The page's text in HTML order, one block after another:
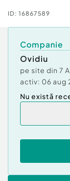
Comfort
ID: 16867589
Companie
Ovidiu
pe site din 7
activ: 06 aug
Nu există